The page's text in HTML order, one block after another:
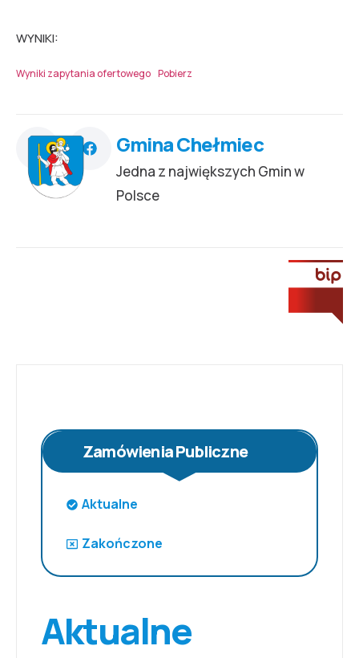
WYNIKI:
Wyniki zapytania ofertowego Pobierz
Gmina Chełmiec
Jedna z największych Gmin w
Polsce
Zamówienia Publiczne
Aktualne
Zakończone
Aktualne